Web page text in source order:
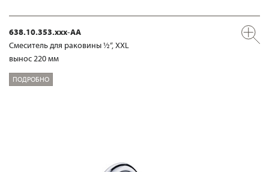
638.10.353.xxx-AA
Смеситель для раковины ½“, XXL
вынос 220 мм
ПОДРОБНО